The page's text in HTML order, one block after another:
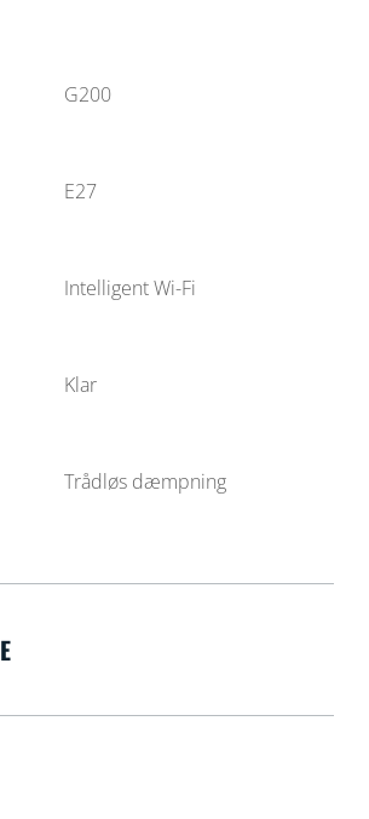
G200
E27
Intelligent Wi-Fi
Klar
Trådløs dæmpning